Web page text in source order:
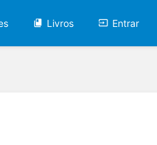
Livros Entrar